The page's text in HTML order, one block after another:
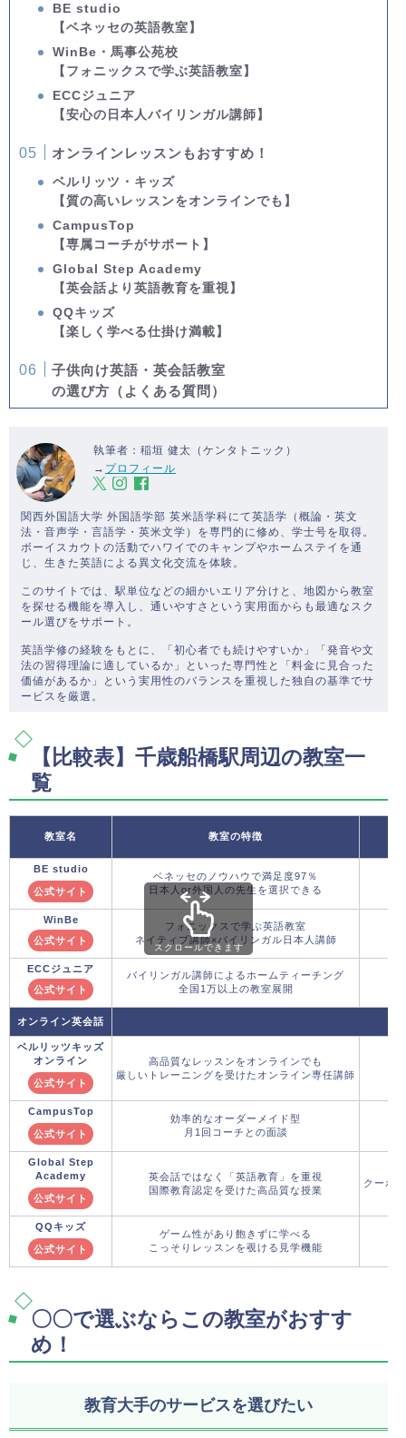
BE studio
【ベネッセの英語教室】
WinBe・馬事公苑校
【フォニックスで学ぶ英語教室】
ECCジュニア
【安心の日本人バイリンガル講師】
オンラインレッスンもおすすめ！
ベルリッツ・キッズ
【質の高いレッスンをオンラインでも】
CampusTop
【専属コーチがサポート】
Global Step Academy
【英会話より英語教育を重視】
QQキッズ
【楽しく学べる仕掛け満載】
子供向け英語・英会話教室
の選び方（よくある質問）
執筆者：稲垣 健太（ケンタトニック）
→ プロフィール
関西外国語大学 外国語学部 英米語学科にて英語学（概論・英文
法・音声学・言語学・英米文学）を専門的に修め、学士号を取得。
ボーイスカウトの活動でハワイでのキャンプやホームステイを通
じ、生きた英語による異文化交流を体験。
このサイトでは、駅単位などの細かいエリア分けと、地図から教室
を探せる機能を導入し、通いやすさという実用面からも最適なスク
ール選びをサポート。
英語学修の経験をもとに、「初心者でも続けやすいか」「発音や文
法の習得理論に適しているか」といった専門性と「料金に見合った
価値があるか」という実用性のバランスを重視した独自の基準でサ
ービスを厳選。
【比較表】千歳船橋駅周辺の教室一
覧
教室名 教室の特徴
BE studio
公式サイト
ベネッセのノウハウで満足度97％
日本人or外国人の先生を選択できる
WinBe
公式サイト
フォニックスで学ぶ英語教室
ネイティブ講師×バイリンガル日本人講師
ECCジュニア
公式サイト
バイリンガル講師によるホームティーチング
全国1万以上の教室展開
オンライン英会話
ベルリッツキッズ
オンライン
公式サイト
高品質なレッスンをオンラインでも
厳しいトレーニングを受けたオンライン専任講師
CampusTop
公式サイト
効率的なオーダーメイド型
月1回コーチとの面談
Global Step
Academy
公式サイト
英会話ではなく「英語教育」を重視
国際教育認定を受けた高品質な授業
クーポ
QQキッズ
公式サイト
ゲーム性があり飽きずに学べる
こっそりレッスンを覗ける見学機能
スクロールできます
〇〇で選ぶならこの教室がおすす
め！
教育大手のサービスを選びたい